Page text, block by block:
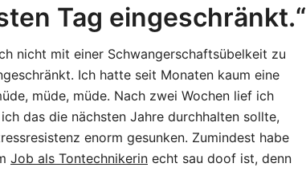
Tag eingeschränkt.“
nicht mit einer Schwangerschaftsübelkeit zu
Ich hatte seit Monaten kaum eine
müde, müde. Nach zwei Wochen lief ich
das die nächsten Jahre durchhalten sollte,
enorm gesunken. Zumindest habe
Job als Tontechnikerin echt sau doof ist, denn